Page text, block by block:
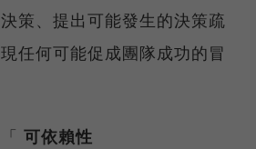
策、提出可能發生的決策疏
任何可能促成團隊成功的冒
可依賴性